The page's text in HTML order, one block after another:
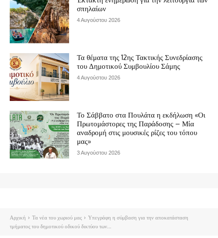
σπηλαίων
4 Αυγούστου 2026
Τα θέματα της 12ης Τακτικής Συνεδρίασης
του Δημοτικού Συμβουλίου Σάμης
4 Αυγούστου 2026
Το Σάββατο στα Πουλάτα η εκδήλωση «Οι
Πρωτομάστορες της Παράδοσης – Μία
αναδρομή στις μουσικές ρίζες του τόπου
μας»
3 Αυγούστου 2026